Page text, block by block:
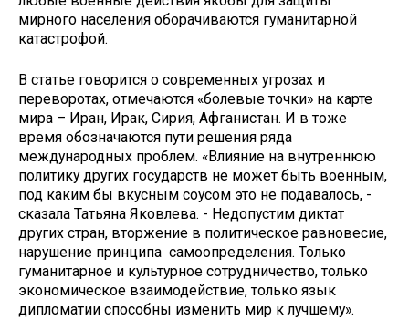
мирного населения оборачиваются гуманитарной
катастрофой.
В статье говорится о современных угрозах и
переворотах, отмечаются «болевые точки» на карте
мира – Иран, Ирак, Сирия, Афганистан. И в тоже
время обозначаются пути решения ряда
международных проблем. «Влияние на внутреннюю
политику других государств не может быть военным,
под каким бы вкусным соусом это не подавалось, -
сказала Татьяна Яковлева. - Недопустим диктат
других стран, вторжение в политическое равновесие,
нарушение принципа самоопределения. Только
гуманитарное и культурное сотрудничество, только
экономическое взаимодействие, только язык
дипломатии способны изменить мир к лучшему».